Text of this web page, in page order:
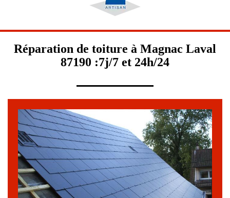
Réparation de toiture à Magnac Laval
87190 :7j/7 et 24h/24